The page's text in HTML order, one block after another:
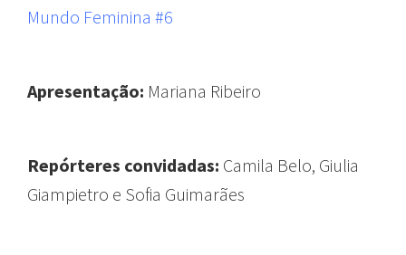
Mundo Feminina #6
Apresentação: Mariana Ribeiro
Repórteres convidadas: Camila Belo, Giulia
Giampietro e Sofia Guimarães